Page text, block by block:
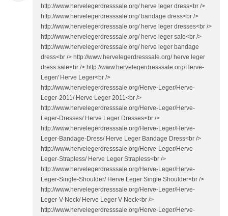
http://www.hervelegerdresssale.org/ herve leger dress<br />
http://www.hervelegerdresssale.org/ bandage dress<br />
http://www.hervelegerdresssale.org/ herve leger dresses<br />
http://www.hervelegerdresssale.org/ herve leger sale<br />
http://www.hervelegerdresssale.org/ herve leger bandage
dress<br /> http://www.hervelegerdresssale.org/ herve leger
dress sale<br /> http://www.hervelegerdresssale.org/Herve-
Leger/ Herve Leger<br />
http://www.hervelegerdresssale.org/Herve-Leger/Herve-
Leger-2011/ Herve Leger 2011<br />
http://www.hervelegerdresssale.org/Herve-Leger/Herve-
Leger-Dresses/ Herve Leger Dresses<br />
http://www.hervelegerdresssale.org/Herve-Leger/Herve-
Leger-Bandage-Dress/ Herve Leger Bandage Dress<br />
http://www.hervelegerdresssale.org/Herve-Leger/Herve-
Leger-Strapless/ Herve Leger Strapless<br />
http://www.hervelegerdresssale.org/Herve-Leger/Herve-
Leger-Single-Shoulder/ Herve Leger Single Shoulder<br />
http://www.hervelegerdresssale.org/Herve-Leger/Herve-
Leger-V-Neck/ Herve Leger V Neck<br />
http://www.hervelegerdresssale.org/Herve-Leger/Herve-